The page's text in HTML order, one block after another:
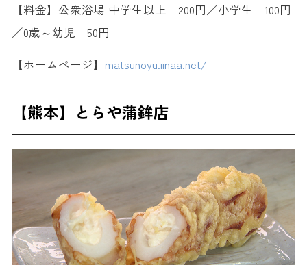
【料金】公衆浴場 中学生以上 200円／小学生 100円
／0歳～幼児 50円
【ホームページ】 matsunoyu.iinaa.net/
【熊本】とらや蒲鉾店